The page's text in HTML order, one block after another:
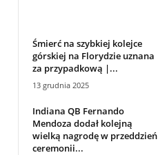
Śmierć na szybkiej kolejce
górskiej na Florydzie uznana
za przypadkową |...
13 grudnia 2025
Indiana QB Fernando
Mendoza dodał kolejną
wielką nagrodę w przeddzień
ceremonii...